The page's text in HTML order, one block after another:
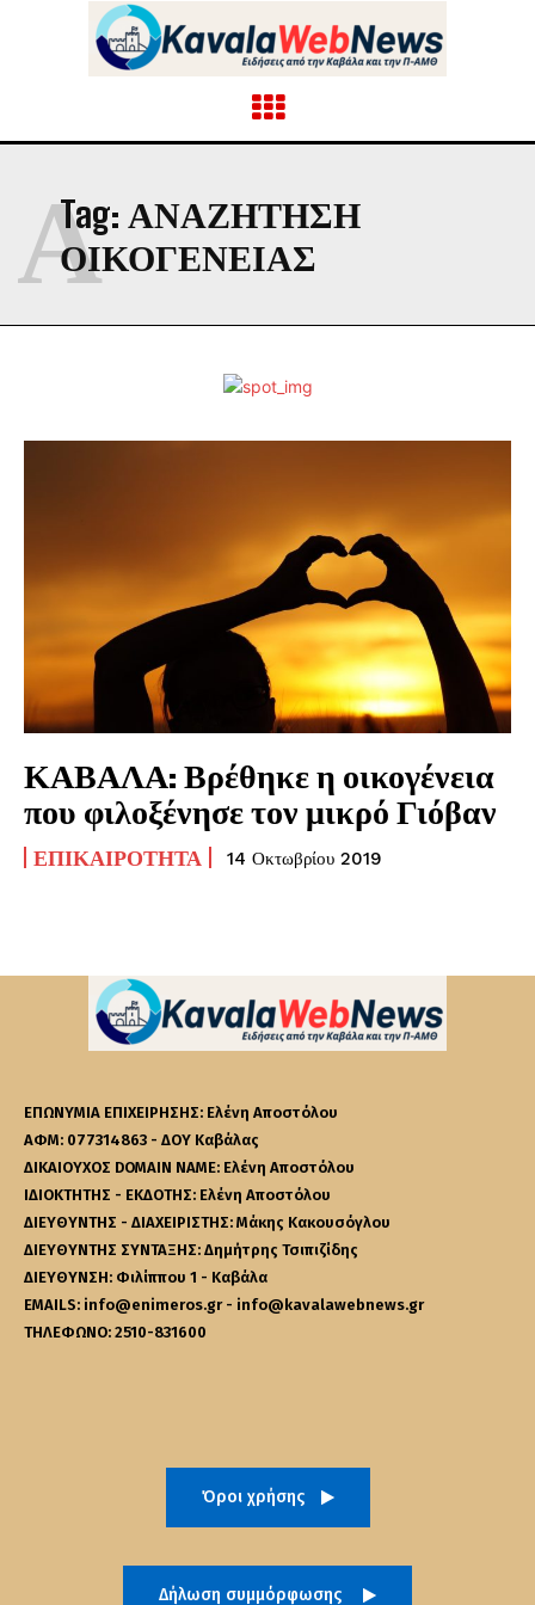
Tag: ΑΝΑΖΉΤΗΣΗ
ΟΙΚΟΓΈΝΕΙΑΣ
Α
ΚΑΒΑΛΑ: Βρέθηκε η οικογένεια
που φιλοξένησε τον μικρό Γιόβαν
ΕΠΙΚΑΙΡΌΤΗΤΑ 14 Οκτωβρίου 2019
ΕΠΩΝΥΜΙΑ ΕΠΙΧΕΙΡΗΣΗΣ: Ελένη Αποστόλου
ΑΦΜ: 077314863 - ΔΟΥ Καβάλας
ΔΙΚΑΙΟΥΧΟΣ DOMAIN NAME: Ελένη Αποστόλου
ΙΔΙΟΚΤΗΤΗΣ - ΕΚΔΟΤΗΣ: Ελένη Αποστόλου
ΔΙΕΥΘΥΝΤΗΣ - ΔΙΑΧΕΙΡΙΣΤΗΣ: Μάκης Κακουσόγλου
ΔΙΕΥΘΥΝΤΗΣ ΣΥΝΤΑΞΗΣ: Δημήτρης Τσιπιζίδης
ΔΙΕΥΘΥΝΣΗ: Φιλίππου 1 - Καβάλα
EMAILS: info@enimeros.gr - info@kavalawebnews.gr
ΤΗΛΕΦΩΝΟ: 2510-831600
Όροι χρήσης
Δήλωση συμμόρφωσης